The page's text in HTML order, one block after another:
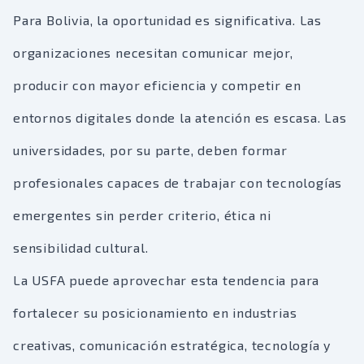
Para Bolivia, la oportunidad es significativa. Las
organizaciones necesitan comunicar mejor,
producir con mayor eficiencia y competir en
entornos digitales donde la atención es escasa. Las
universidades, por su parte, deben formar
profesionales capaces de trabajar con tecnologías
emergentes sin perder criterio, ética ni
sensibilidad cultural.
La USFA puede aprovechar esta tendencia para
fortalecer su posicionamiento en industrias
creativas, comunicación estratégica, tecnología y